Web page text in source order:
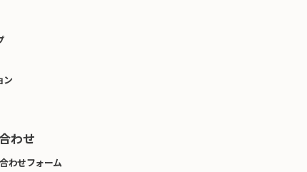
ン
わせ
わせフォーム